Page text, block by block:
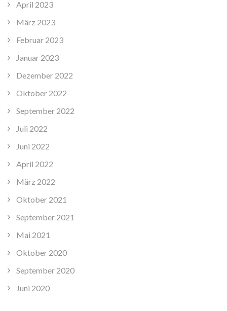
April 2023
März 2023
Februar 2023
Januar 2023
Dezember 2022
Oktober 2022
September 2022
Juli 2022
Juni 2022
April 2022
März 2022
Oktober 2021
September 2021
Mai 2021
Oktober 2020
September 2020
Juni 2020